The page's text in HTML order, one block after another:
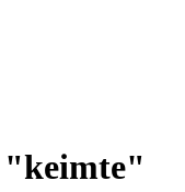
"keimte"